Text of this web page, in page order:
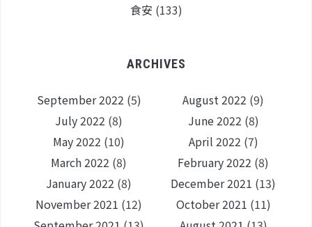
食安 (133)
ARCHIVES
September 2022 (5) August 2022 (9)
July 2022 (8) June 2022 (8)
May 2022 (10) April 2022 (7)
March 2022 (8) February 2022 (8)
January 2022 (8) December 2021 (13)
November 2021 (12) October 2021 (11)